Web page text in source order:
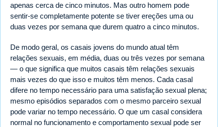
apenas cerca de cinco minutos. Mas outro homem pode
sentir-se completamente potente se tiver ereções uma ou
duas vezes por semana que durem quatro a cinco minutos.
De modo geral, os casais jovens do mundo atual têm
relações sexuais, em média, duas ou três vezes por semana
— o que significa que muitos casais têm relações sexuais
mais vezes do que isso e muitos têm menos. Cada casal
difere no tempo necessário para uma satisfação sexual plena;
mesmo episódios separados com o mesmo parceiro sexual
pode variar no tempo necessário. O que um casal considera
normal no funcionamento e comportamento sexual pode ser